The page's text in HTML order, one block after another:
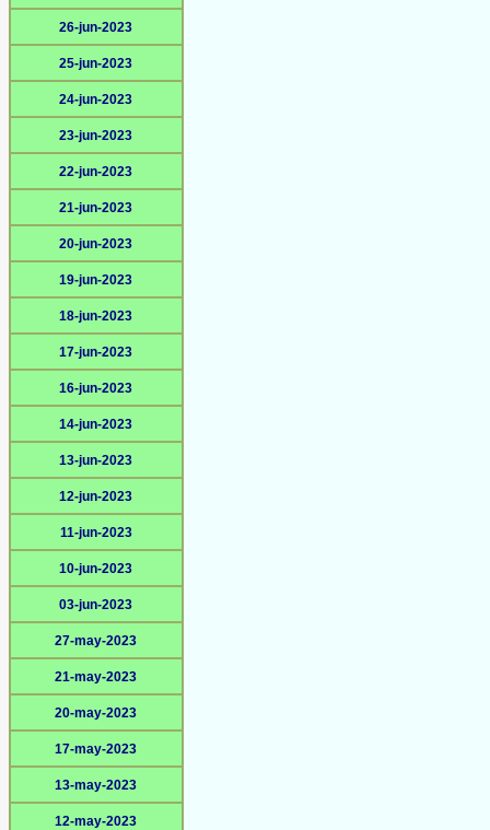
26-jun-2023
25-jun-2023
24-jun-2023
23-jun-2023
22-jun-2023
21-jun-2023
20-jun-2023
19-jun-2023
18-jun-2023
17-jun-2023
16-jun-2023
14-jun-2023
13-jun-2023
12-jun-2023
11-jun-2023
10-jun-2023
03-jun-2023
27-may-2023
21-may-2023
20-may-2023
17-may-2023
13-may-2023
12-may-2023